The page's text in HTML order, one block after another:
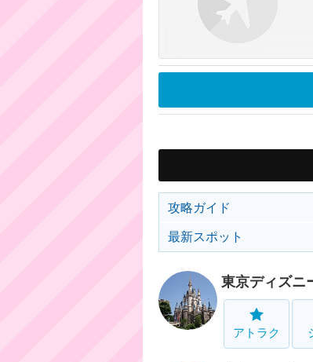
攻略ガイド
最新スポット
東京ディズニ
アトラク